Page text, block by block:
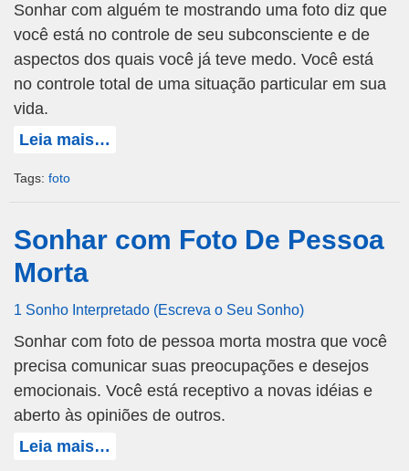
Sonhar com alguém te mostrando uma foto diz que
você está no controle de seu subconsciente e de
aspectos dos quais você já teve medo. Você está
no controle total de uma situação particular em sua
vida.
Leia mais…
Tags: foto
Sonhar com Foto De Pessoa
Morta
1 Sonho Interpretado (Escreva o Seu Sonho)
Sonhar com foto de pessoa morta mostra que você
precisa comunicar suas preocupações e desejos
emocionais. Você está receptivo a novas idéias e
aberto às opiniões de outros.
Leia mais…